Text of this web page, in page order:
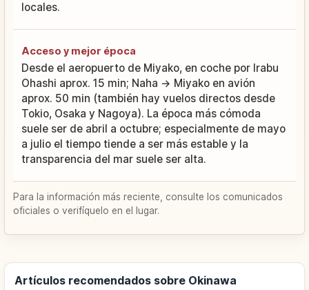
locales.
Acceso y mejor época
Desde el aeropuerto de Miyako, en coche por Irabu
Ohashi aprox. 15 min; Naha → Miyako en avión
aprox. 50 min (también hay vuelos directos desde
Tokio, Osaka y Nagoya). La época más cómoda
suele ser de abril a octubre; especialmente de mayo
a julio el tiempo tiende a ser más estable y la
transparencia del mar suele ser alta.
Para la información más reciente, consulte los comunicados
oficiales o verifíquelo en el lugar.
Artículos recomendados sobre Okinawa